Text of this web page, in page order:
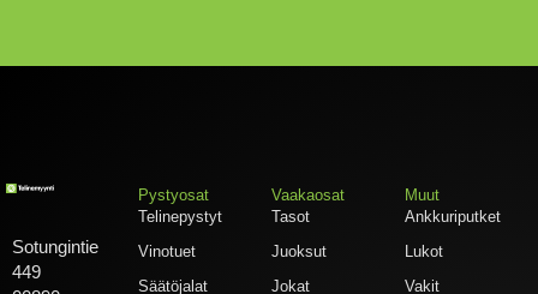
Sotungintie
449
Pystyosat
Telinepystyt
Vinotuet
Säätöjalat
Vaakaosat
Tasot
Juoksut
Jokat
Muut
Ankkuriputket
Lukot
Vakit